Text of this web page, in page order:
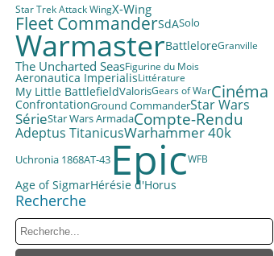
Star Trek Attack WingX-Wing
Fleet CommanderSdASolo
WarmasterBattleloreGranville
The Uncharted SeasFigurine du Mois
Aeronautica ImperialisLittérature
My Little BattlefieldValorisGears of WarCinéma
ConfrontationGround CommanderStar Wars
SérieStar Wars ArmadaCompte-Rendu
Adeptus TitanicusWarhammer 40k
Uchronia 1868AT-43 EpicWFB
Age of SigmarHérésie d'Horus
Recherche